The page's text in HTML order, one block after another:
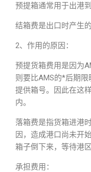
预提箱通常用于出港
结箱费是出口时产生
2、作用的原因：
预提货箱费用是因为
则要比AMS的*后期
提供箱号。因此在这
内。
落箱费是指货箱进港
因，造成港口尚未开
箱子倒下来，等待港
承担费用：